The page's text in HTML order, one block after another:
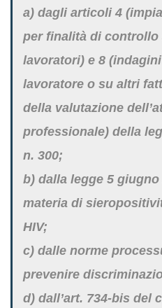
a) dagli articoli 4
per finalità di controllo
lavoratori) e 8
lavoratore o su altri
della valutazione
professionale) della
n. 300;
b) dalla legge 5 giugno
materia di
HIV;
c) dalle norme
prevenire
d) dall’art. 734-bis del